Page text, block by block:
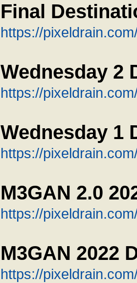
Final
https://
Wednesday 2
https://
Wednesday 1
https://
M3GAN 2.0
https://
M3GAN 2022
https://